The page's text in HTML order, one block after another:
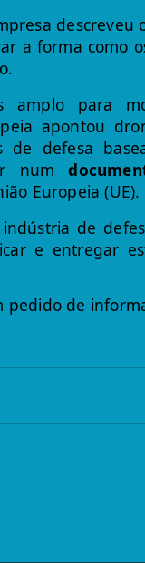
descreveu
a forma como
amplo para
apontou
de defesa
num
Europeia (UE).
de
e entregar
de